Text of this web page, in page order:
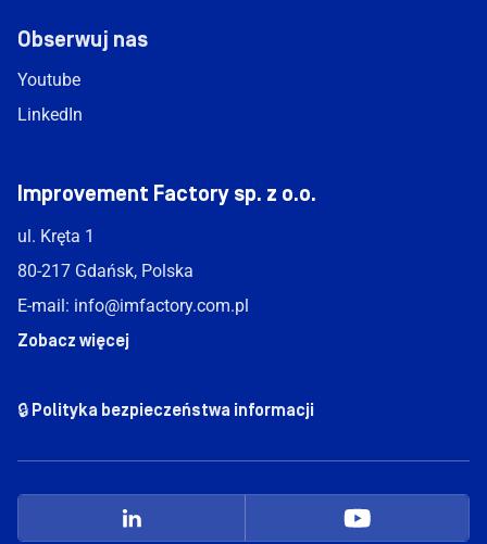
Obserwuj nas
Youtube
LinkedIn
Improvement Factory sp. z o.o.
ul. Kręta 1
80-217 Gdańsk, Polska
E-mail: info@imfactory.com.pl
Zobacz więcej
🔒 Polityka bezpieczeństwa informacji